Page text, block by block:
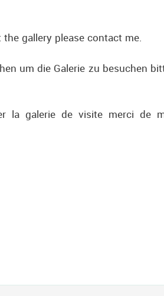
gallery please contact me.
um die Galerie zu besuchen
la galerie de visite merci de